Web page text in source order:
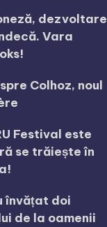
dezvoltare
Vara
Colhoz, noul
Festival este
se trăiește în
învățat doi
de la oamenii